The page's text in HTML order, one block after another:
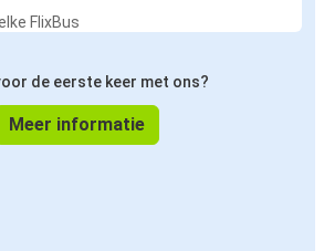
FlixBus
de eerste keer met ons?
Meer informatie